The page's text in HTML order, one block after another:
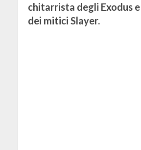
chitarrista degli Exodus
dei mitici Slayer.